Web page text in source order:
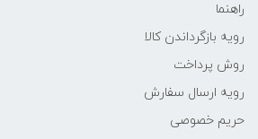
راهنما
رویه‌ بازگرداندن کالا
روش پرداخت
رویه ارسال سفارش
حریم خصوصی